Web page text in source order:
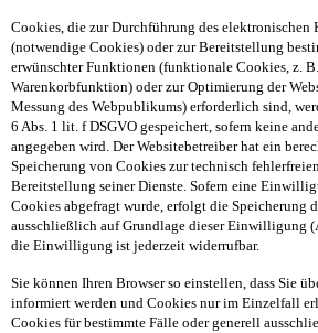
Cookies, die zur Durchführung des
(notwendige Cookies) oder zur Bereitstellung
erwünschter Funktionen (funktionale Cookies, z.
Warenkorbfunktion) oder zur Optimierung der
Messung des Webpublikums) erforderlich sind,
6 Abs. 1 lit. f DSGVO gespeichert, sofern keine
angegeben wird. Der Websitebetreiber hat ein
Speicherung von Cookies zur technisch
Bereitstellung seiner Dienste. Sofern eine
Cookies abgefragt wurde, erfolgt die Speicherung
ausschließlich auf Grundlage dieser Einwilligung
die Einwilligung ist jederzeit widerrufbar.
Sie können Ihren Browser so einstellen, dass Sie
informiert werden und Cookies nur im Einzelfall
Cookies für bestimmte Fälle oder generell